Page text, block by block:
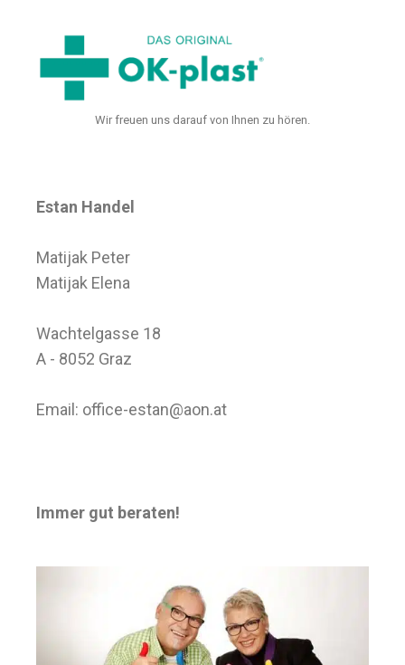
Wir freuen uns darauf von Ihnen zu hören.
Estan Handel
Matijak Peter
Matijak Elena
Wachtelgasse 18
A - 8052 Graz
Email: office-estan@aon.at
Immer gut beraten!